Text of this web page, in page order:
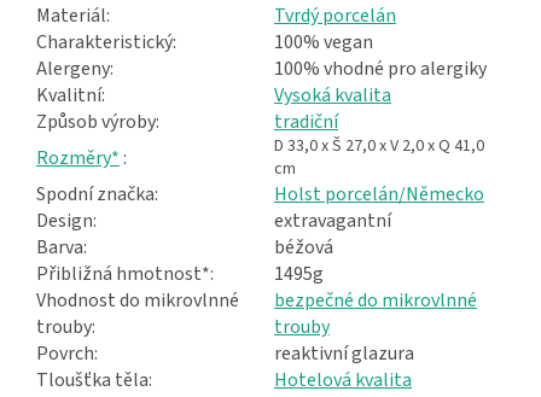
Materiál:
Tvrdý porcelán
Charakteristický:
100% vegan
Alergeny:
100% vhodné pro alergiky
Kvalitní:
Vysoká kvalita
Způsob výroby:
tradiční
Rozměry* :
D 33,0 x Š 27,0 x V 2,0 x Q 41,0
cm
Spodní značka:
Holst porcelán/Německo
Design:
extravagantní
Barva:
béžová
Přibližná hmotnost*:
1495g
Vhodnost do mikrovlnné
trouby:
bezpečné do mikrovlnné
trouby
Povrch:
reaktivní glazura
Tloušťka těla:
Hotelová kvalita